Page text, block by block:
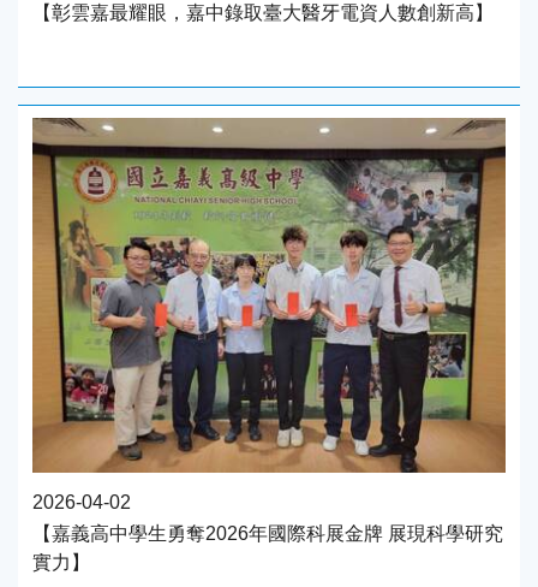
【彰雲嘉最耀眼，嘉中錄取臺大醫牙電資人數創新高】
2026-04-02
【嘉義高中學生勇奪2026年國際科展金牌 展現科學研究
實力】